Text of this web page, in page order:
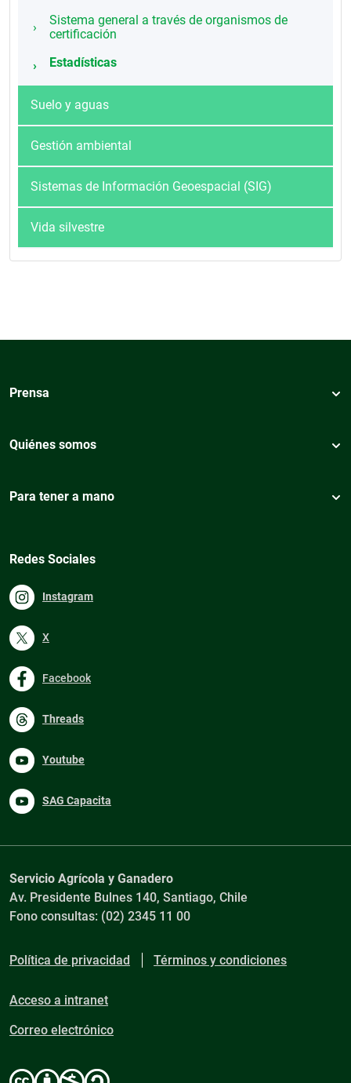
Sistema general a través de organismos de
certificación
Estadísticas
Suelo y aguas
Gestión ambiental
Sistemas de Información Geoespacial (SIG)
Vida silvestre
Prensa
Quiénes somos
Para tener a mano
Redes Sociales
Instagram
X
Facebook
Threads
Youtube
SAG Capacita
Servicio Agrícola y Ganadero
Av. Presidente Bulnes 140, Santiago, Chile
Fono consultas: (02) 2345 11 00
Política de privacidad Términos y condiciones
Acceso a intranet
Correo electrónico